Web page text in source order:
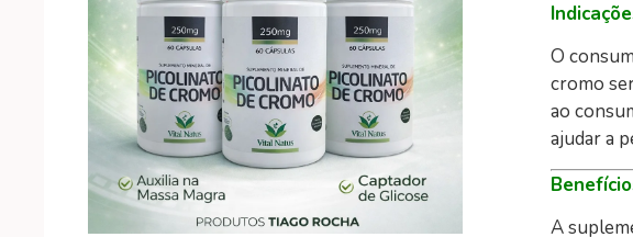
O
cromo
ao
ajudar a
A